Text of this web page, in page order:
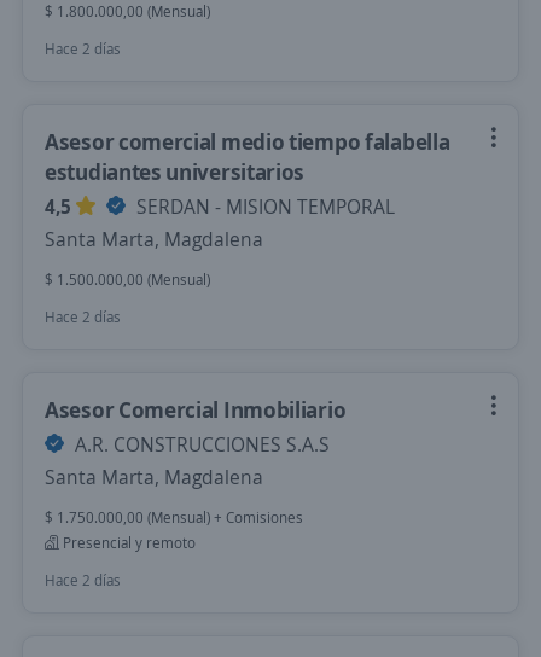
$ 1.800.000,00 (Mensual)
Hace 2 días
Asesor comercial medio tiempo falabella
estudiantes universitarios
4,5
SERDAN - MISION TEMPORAL
Santa Marta, Magdalena
$ 1.500.000,00 (Mensual)
Hace 2 días
Asesor Comercial Inmobiliario
A.R. CONSTRUCCIONES S.A.S
Santa Marta, Magdalena
$ 1.750.000,00 (Mensual) + Comisiones
Presencial y remoto
Hace 2 días